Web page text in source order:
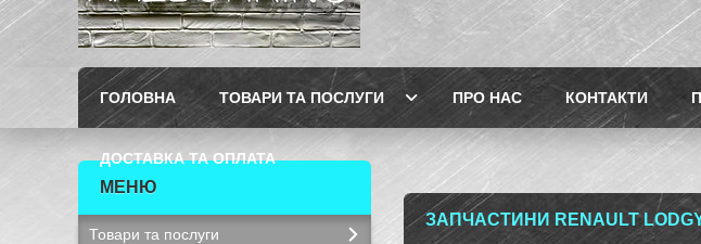
ГОЛОВНА ТОВАРИ ТА ПОСЛУГИ ПРО НАС КОНТАКТИ
ДОСТАВКА ТА ОПЛАТА
ЗАПЧАСТИНИ RENAULT LODGY
Товари та послуги